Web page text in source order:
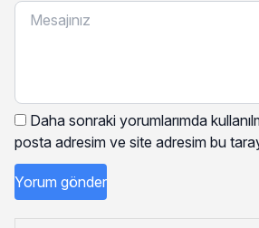
Daha sonraki yorumlarımda
posta adresim ve site adresim bu